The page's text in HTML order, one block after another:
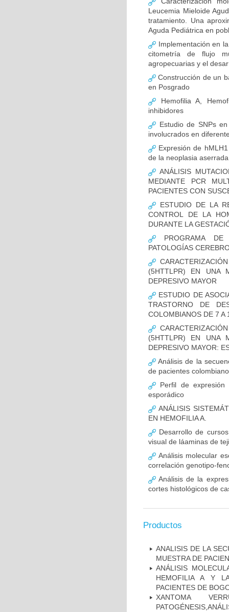
Leucemia Mieloide
tratamiento. Una
Aguda Pediátrica en
Implementación en
citometría de flujo
agropecuarias y el
Construcción de un
en Posgrado
Hemofilia A,
inhibidores
Estudio de SNPs
involucrados en
Expresión de
de la neoplasia
ANÁLISIS
MEDIANTE PCR
PACIENTES CON
ESTUDIO DE LA
CONTROL DE LA
DURANTE LA
PROGRAMA DE
PATOLOGÍAS
(5HTTLPR) EN UNA
DEPRESIVO MAYOR
ESTUDIO DE
TRASTORNO DE
COLOMBIANOS DE 7 A
(5HTTLPR) EN UNA
DEPRESIVO MAYOR:
Análisis de la
de pacientes
Perfil de expresión
esporádico
ANÁLISIS
EN HEMOFILIA A.
Desarrollo de
visual de láaminas de
Análisis molecular
correlación genotipo-
Análisis de la
cortes histológicos de
Productos
ANALISIS DE LA
MUESTRA DE
ANÁLISIS
HEMOFILIA A Y
PACIENTES DE
XANTOMA